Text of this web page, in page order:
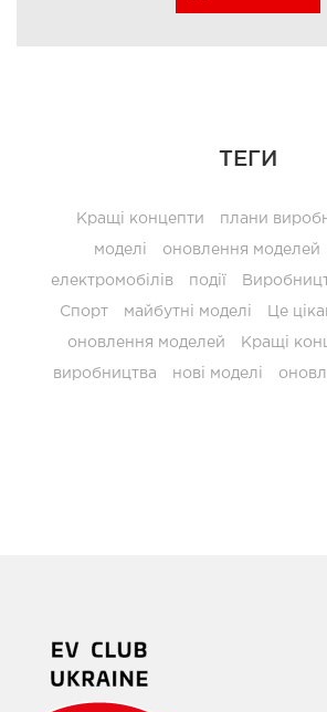
ТЕГИ
Кращі концепти плани
моделі оновлення моделей
електромобілів події
Спорт майбутні моделі Це
оновлення моделей Кращі
виробництва нові моделі